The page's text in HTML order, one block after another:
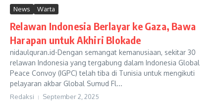
News Warta
Relawan Indonesia Berlayar ke Gaza, Bawa
Harapan untuk Akhiri Blokade
nidaulquran.id-Dengan semangat kemanusiaan, sekitar 30
relawan Indonesia yang tergabung dalam Indonesia Global
Peace Convoy (IGPC) telah tiba di Tunisia untuk mengikuti
pelayaran akbar Global Sumud Fl...
Redaksi September 2, 2025